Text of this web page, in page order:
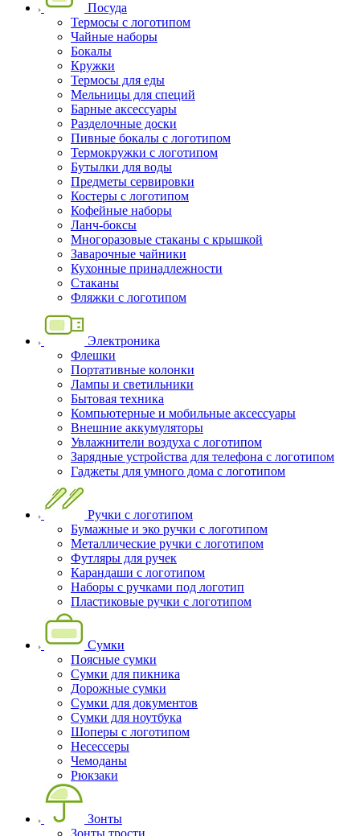
Посуда
Термосы с логотипом
Чайные наборы
Бокалы
Кружки
Термосы для еды
Мельницы для специй
Барные аксессуары
Разделочные доски
Пивные бокалы с логотипом
Термокружки с логотипом
Бутылки для воды
Предметы сервировки
Костеры с логотипом
Кофейные наборы
Ланч-боксы
Многоразовые стаканы с крышкой
Заварочные чайники
Кухонные принадлежности
Стаканы
Фляжки с логотипом
Электроника
Флешки
Портативные колонки
Лампы и светильники
Бытовая техника
Компьютерные и мобильные аксессуары
Внешние аккумуляторы
Увлажнители воздуха с логотипом
Зарядные устройства для телефона с логотипом
Гаджеты для умного дома с логотипом
Ручки с логотипом
Бумажные и эко ручки с логотипом
Металлические ручки с логотипом
Футляры для ручек
Карандаши с логотипом
Наборы с ручками под логотип
Пластиковые ручки с логотипом
Сумки
Поясные сумки
Сумки для пикника
Дорожные сумки
Сумки для документов
Сумки для ноутбука
Шоперы с логотипом
Несессеры
Чемоданы
Рюкзаки
Зонты
Зонты трости